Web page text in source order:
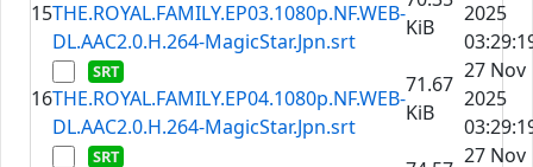
15THE.ROYAL.FAMILY.EP03.1080p.NF.WEB-
DL.AAC2.0.H.264-MagicStar.Jpn.srt
KiB
2025
16THE.ROYAL.FAMILY.EP04.1080p.NF.WEB-
DL.AAC2.0.H.264-MagicStar.Jpn.srt
71.67
KiB
27 Nov
2025
27 Nov